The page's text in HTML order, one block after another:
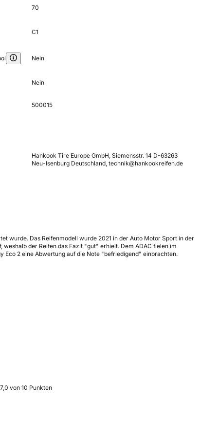
70
C1
Nein
Nein
500015
Hankook Tire Europe GmbH, Siemensstr. 14 D-63263
Neu-Isenburg Deutschland, technik@hankookreifen.de
wurde. Das Reifenmodell wurde 2021 in der Auto Motor Sport in der
der Reifen das Fazit "gut" erhielt. Dem ADAC fielen im
Eco 2 eine Abwertung auf die Note "befriedigend" einbrachten.
von 10 Punkten